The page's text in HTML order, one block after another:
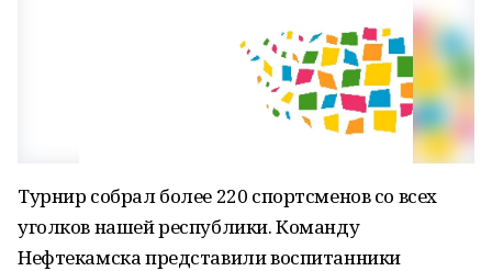
Турнир собрал более 220 спортсменов со всех
уголков нашей республики. Команду
Нефтекамска представили воспитанники